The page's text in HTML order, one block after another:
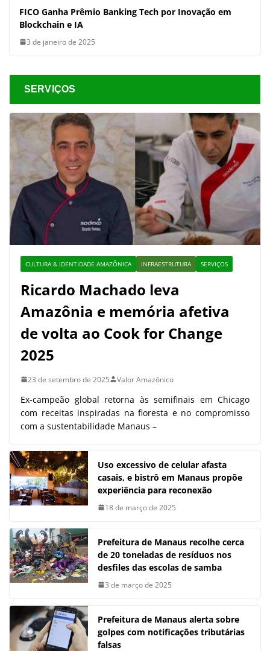
FICO Ganha Prêmio Banking Tech por Inovação em
Blockchain e IA
3 de janeiro de 2025
SERVIÇOS
CULTURA & IDENTIDADE AMAZÔNICA INFRAESTRUTURA SERVIÇOS
Ricardo Machado leva
Amazônia e memória afetiva
de volta ao Cook for Change
2025
23 de setembro de 2025 Valor Amazônico
Ex-campeão global retorna às semifinais em Chicago
com receitas inspiradas na floresta e no compromisso
com a sustentabilidade Manaus –
Uso excessivo de celular afasta
casais, e bistrô em Manaus propõe
experiência para reconexão
18 de março de 2025
Prefeitura de Manaus recolhe cerca
de 20 toneladas de resíduos nos
desfiles das escolas de samba
3 de março de 2025
Prefeitura de Manaus alerta sobre
golpes com notificações tributárias
falsas